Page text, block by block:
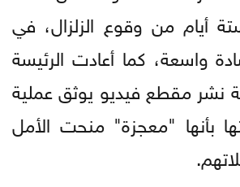
أيام من وقوع الزلزال، في
واسعة، كما أعادت الرئيسة
نشر مقطع فيديو يوثق عملية
بأنها "معجزة" منحت الأمل